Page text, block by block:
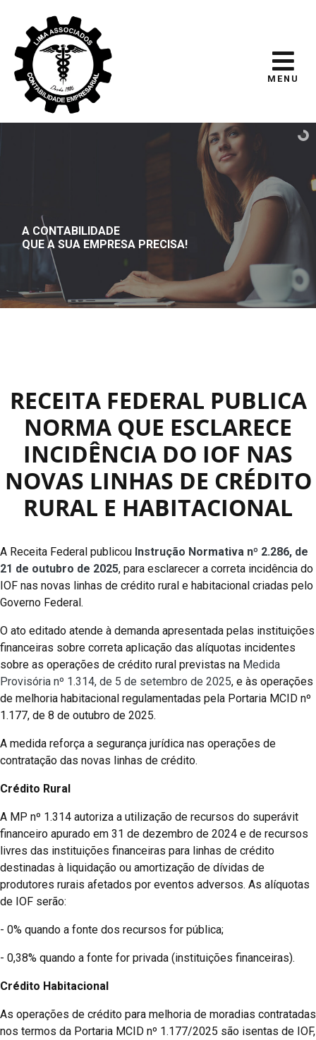
MENU
A CONTABILIDADE
QUE A SUA EMPRESA PRECISA!
RECEITA FEDERAL PUBLICA
NORMA QUE ESCLARECE
INCIDÊNCIA DO IOF NAS
NOVAS LINHAS DE CRÉDITO
RURAL E HABITACIONAL
A Receita Federal publicou Instrução Normativa nº 2.286, de
21 de outubro de 2025, para esclarecer a correta incidência do
IOF nas novas linhas de crédito rural e habitacional criadas pelo
Governo Federal.
O ato editado atende à demanda apresentada pelas instituições
financeiras sobre correta aplicação das alíquotas incidentes
sobre as operações de crédito rural previstas na Medida
Provisória nº 1.314, de 5 de setembro de 2025, e às operações
de melhoria habitacional regulamentadas pela Portaria MCID nº
1.177, de 8 de outubro de 2025.
A medida reforça a segurança jurídica nas operações de
contratação das novas linhas de crédito.
Crédito Rural
A MP nº 1.314 autoriza a utilização de recursos do superávit
financeiro apurado em 31 de dezembro de 2024 e de recursos
livres das instituições financeiras para linhas de crédito
destinadas à liquidação ou amortização de dívidas de
produtores rurais afetados por eventos adversos. As alíquotas
de IOF serão:
- 0% quando a fonte dos recursos for pública;
- 0,38% quando a fonte for privada (instituições financeiras).
Crédito Habitacional
As operações de crédito para melhoria de moradias contratadas
nos termos da Portaria MCID nº 1.177/2025 são isentas de IOF,